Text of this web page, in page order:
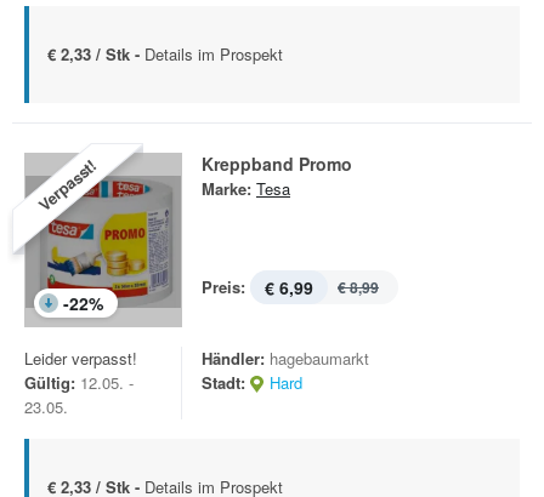
€ 2,33 / Stk - Details im Prospekt
Verpasst!
-22%
Kreppband Promo
Marke: Tesa
Preis: € 6,99 € 8,99
Leider verpasst!
Gültig: 12.05. -
23.05.
Händler: hagebaumarkt
Stadt:
Hard
€ 2,33 / Stk - Details im Prospekt